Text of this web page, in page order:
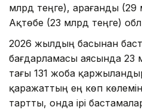
млрд теңге), Қарағанды
Ақтөбе (23 млрд теңге)
2026 жылдың басынан
бағдарламасы аясында
тағы 131 жоба
қаражаттың ең көп
тартты, онда ірі